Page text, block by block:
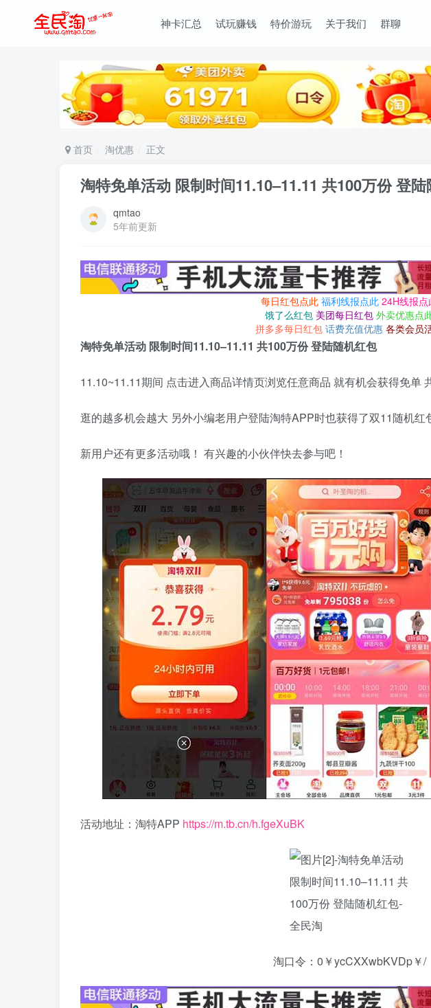
神卡汇总 试玩赚钱 特价游玩 关于我们 群聊
首页 淘优惠 正文
淘特免单活动 限制时间11.10–11.11 共100万份 登
qmtao
5年前更新
每日红包点此 福利线报点此 24H线报点
饿了么红包 美团每日红包 外卖优惠点
拼多多每日红包 话费充值优惠 各类会员
淘特免单活动 限制时间11.10–11.11 共100万份 登陆随机红包
11.10~11.11期间 点击进入商品详情页浏览任意商品 就有机会获得免单
逛的越多机会越大 另外小编老用户登陆淘特APP时也获得了双11随机红
新用户还有更多活动哦！ 有兴趣的小伙伴快去参与吧！
活动地址：淘特APP https://m.tb.cn/h.fgeXuBK
淘口令：0￥ycCXXwbKVDp￥/